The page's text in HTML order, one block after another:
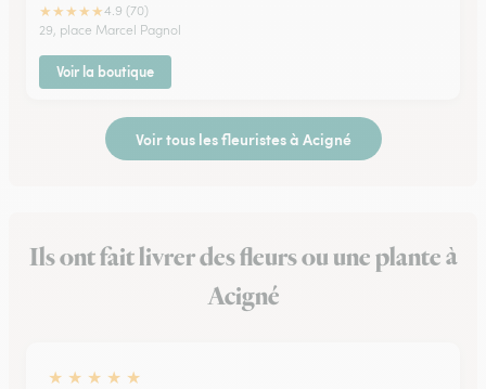
★★★★★4.9 (70)
29, place Marcel Pagnol
Voir la boutique
Voir tous les fleuristes à Acigné
Ils ont fait livrer des fleurs ou une plante à
Acigné
★ ★ ★ ★ ★